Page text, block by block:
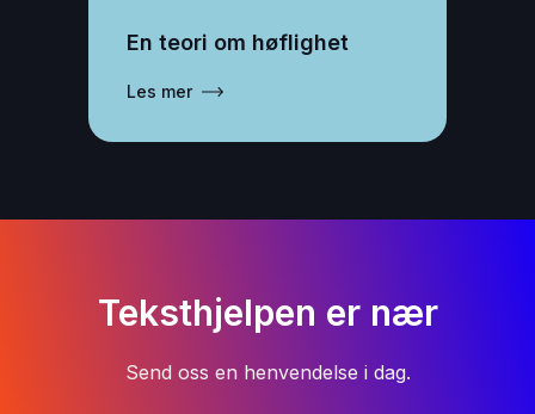
En teori om høflighet
Les mer
Teksthjelpen er nær
Send oss en henvendelse i dag.